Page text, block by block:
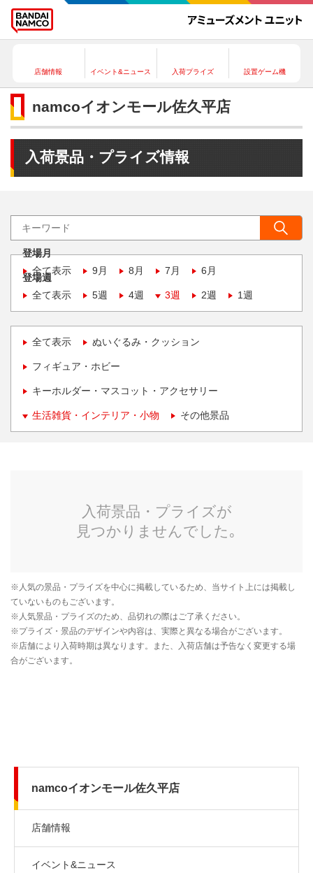
店舗情報 イベント&ニュース 入荷プライズ 設置ゲーム機
namcoイオンモール佐久平店
入荷景品・プライズ情報
登場月
全て表示
9月 8月 7月 6月
登場週
全て表示
5週 4週 3週 2週 1週
全て表示 ぬいぐるみ・クッション
フィギュア・ホビー
キーホルダー・マスコット・アクセサリー
生活雑貨・インテリア・小物 その他景品
namcoイオンモール佐久平店
店舗情報
イベント&ニュース